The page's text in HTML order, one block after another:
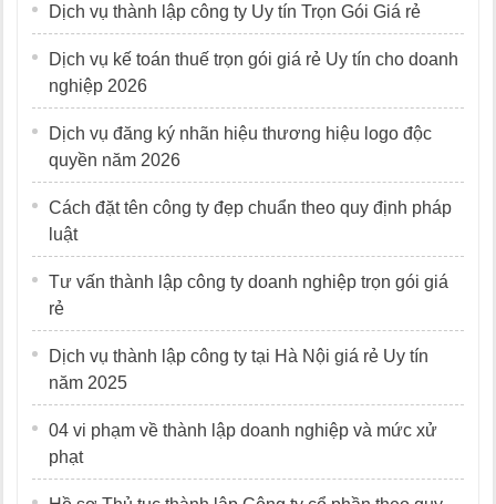
Dịch vụ thành lập công ty Uy tín Trọn Gói Giá rẻ
Dịch vụ kế toán thuế trọn gói giá rẻ Uy tín cho doanh
nghiệp 2026
Dịch vụ đăng ký nhãn hiệu thương hiệu logo độc
quyền năm 2026
Cách đặt tên công ty đẹp chuẩn theo quy định pháp
luật
Tư vấn thành lập công ty doanh nghiệp trọn gói giá
rẻ
Dịch vụ thành lập công ty tại Hà Nội giá rẻ Uy tín
năm 2025
04 vi phạm về thành lập doanh nghiệp và mức xử
phạt